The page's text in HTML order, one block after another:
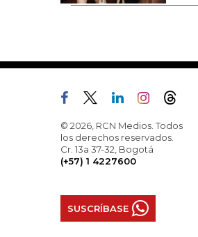
© 2026, RCN Medios. Todos
los derechos reservados.
Cr. 13a 37-32, Bogotá
(+57) 1 4227600
SUSCRÍBASE